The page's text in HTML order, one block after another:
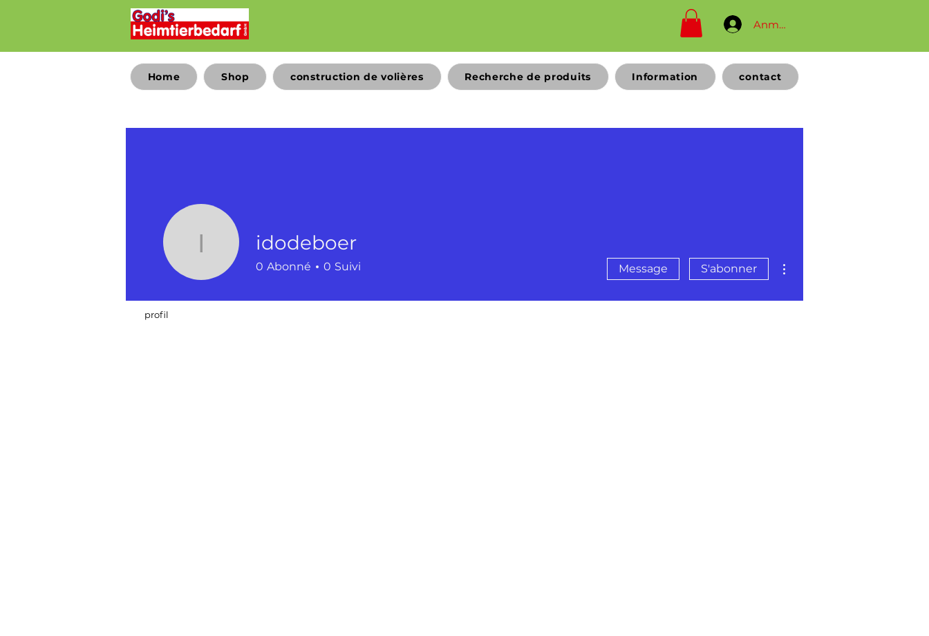
Anmelden
Home Shop construction de volières Recherche de produits Information contact
idodeboer
idodeboer
0 Abonné 0 Suivi Message S'abonner
profil